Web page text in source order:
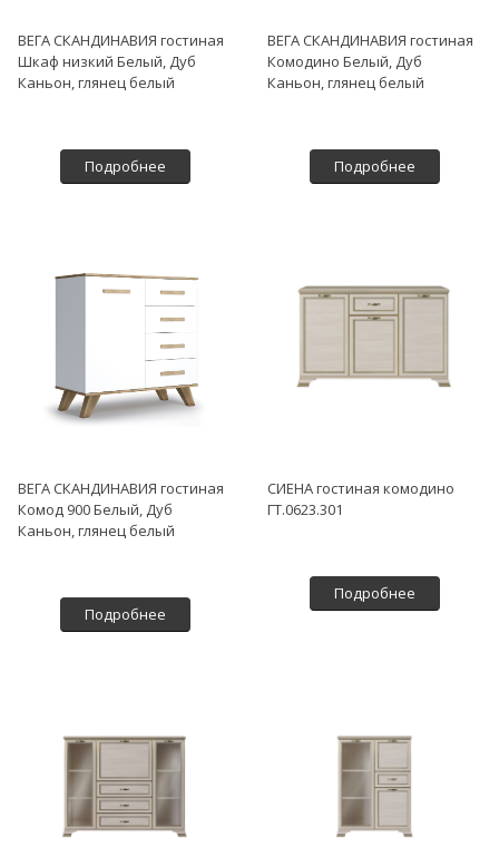
ВЕГА СКАНДИНАВИЯ гостиная
Шкаф низкий Белый, Дуб
Каньон, глянец белый
Подробнее
ВЕГА СКАНДИНАВИЯ гостиная
Комодино Белый, Дуб
Каньон, глянец белый
Подробнее
ВЕГА СКАНДИНАВИЯ гостиная
Комод 900 Белый, Дуб
Каньон, глянец белый
Подробнее
СИЕНА гостиная комодино
ГТ.0623.301
Подробнее